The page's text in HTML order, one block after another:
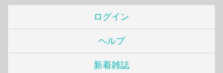
ログイン
ヘルプ
新着雑誌